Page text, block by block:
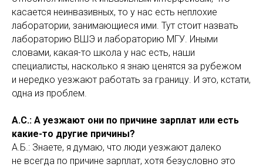
касается неинвазивных, то у нас есть неплохие
лаборатории, занимающиеся ими. Тут стоит назвать
лабораторию ВШЭ и лабораторию МГУ. Иными
словами, какая-то школа у нас есть, наши
специалисты, насколько я знаю ценятся за рубежом
и нередко уезжают работать за границу. И это, кстати,
одна из проблем.
А.С.: А уезжают они по причине зарплат или есть
какие-то другие причины?
А.Б.: Знаете, я думаю, что люди уезжают далеко
не всегда по причине зарплат, хотя безусловно это